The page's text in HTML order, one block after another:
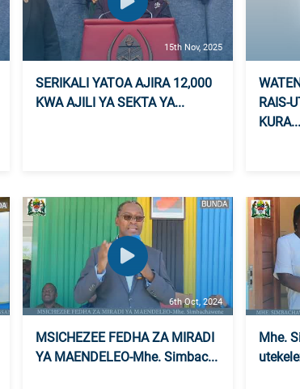
15th Nov, 2025
SERIKALI YATOA AJIRA 12,000
KWA AJILI YA SEKTA YA...
RAIS-
KURA...
6th Oct, 2024
MSICHEZEE FEDHA ZA MIRADI
YA MAENDELEO-Mhe. Simbac...
Mhe.